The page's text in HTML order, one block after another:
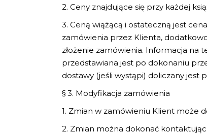
2. Ceny znajdujące się przy każdej
3. Ceną wiążącą i ostateczną jest
zamówienia przez Klienta,
złożenie zamówienia. Informacja na
przedstawiana jest po dokonaniu
dostawy (jeśli wystąpi) doliczany
§ 3. Modyfikacja zamówienia
1. Zmian w zamówieniu Klient może
2. Zmian można dokonać kontaktując